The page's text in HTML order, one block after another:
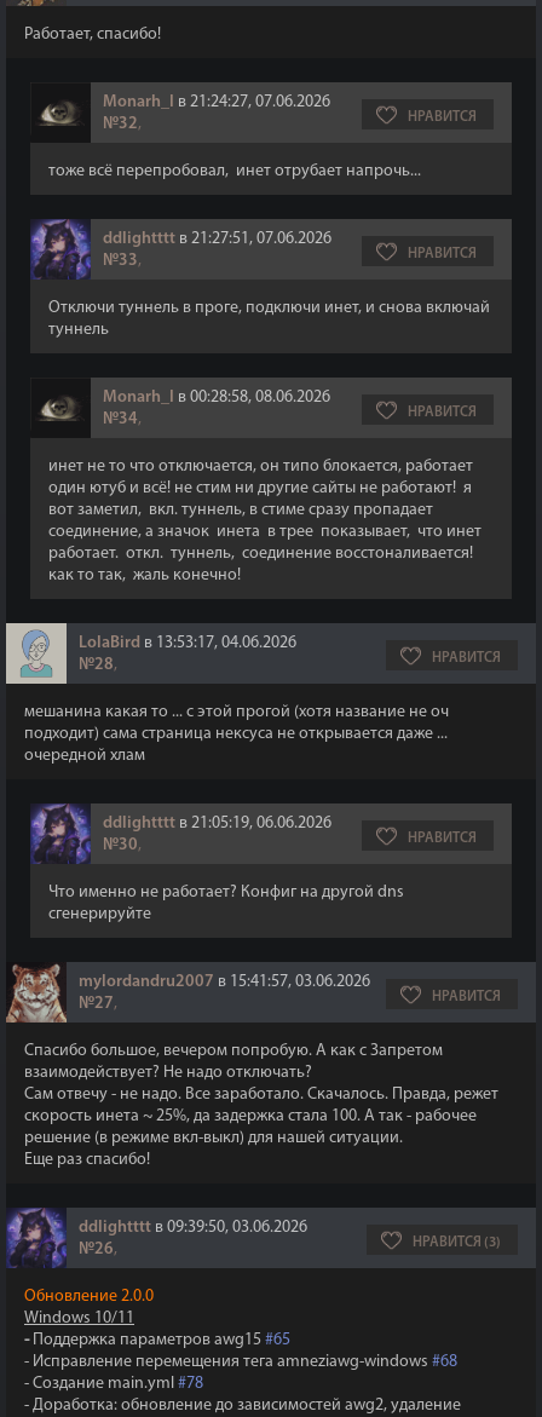
Работает, спасибо!
Monarh_I в 21:24:27, 07.06.2026
№32, НРАВИТСЯ
тоже всё перепробовал, инет отрубает напрочь...
ddlightttt в 21:27:51, 07.06.2026
№33, НРАВИТСЯ
Отключи туннель в проге, подключи инет, и снова включай
туннель
Monarh_I в 00:28:58, 08.06.2026
№34, НРАВИТСЯ
инет не то что отключается, он типо блокается, работает
один ютуб и всё! не стим ни другие сайты не работают! я
вот заметил, вкл. туннель, в стиме сразу пропадает
соединение, а значок инета в трее показывает, что инет
работает. откл. туннель, соединение восстоналивается!
как то так, жаль конечно!
LolaBird в 13:53:17, 04.06.2026
№28, НРАВИТСЯ
мешанина какая то ... с этой прогой (хотя название не оч
подходит) сама страница нексуса не открывается даже ...
очередной хлам
ddlightttt в 21:05:19, 06.06.2026
№30, НРАВИТСЯ
Что именно не работает? Конфиг на другой dns
сгенерируйте
mylordandru2007 в 15:41:57, 03.06.2026
№27, НРАВИТСЯ
Спасибо большое, вечером попробую. А как с Запретом
взаимодействует? Не надо отключать?
Сам отвечу - не надо. Все заработало. Скачалось. Правда, режет
скорость инета ~ 25%, да задержка стала 100. А так - рабочее
решение (в режиме вкл-выкл) для нашей ситуации.
Еще раз спасибо!
ddlightttt в 09:39:50, 03.06.2026
№26, НРАВИТСЯ (3)
Обновление 2.0.0
Windows 10/11
-Поддержка параметров awg15 #65
- Исправление перемещения тега amneziawg-windows #68
- Создание main.yml #78
- Доработка: обновление до зависимостей awg2, удаление